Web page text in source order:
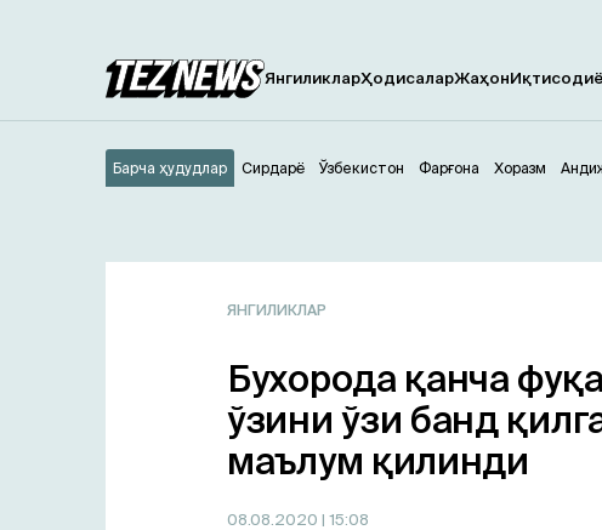
ЯнгиликларҲодисаларЖаҳон
Барча ҳудудлар Сирдарё Ўзбекистон Фарғона Хоразм
ЯНГИЛИКЛАР
Бухорода қанча
ўзини ўзи банд
маълум қилинди
08.08.2020 | 15:08